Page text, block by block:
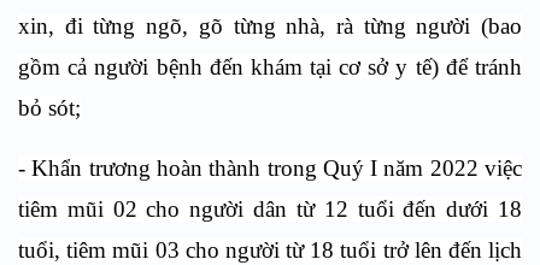
xin, đi từng ngõ, gõ từng nhà, rà từng người (bao
gồm cả người bệnh đến khám tại cơ sở y tế) để tránh
bỏ sót;
- Khẩn trương hoàn thành trong Quý I năm 2022 việc
tiêm mũi 02 cho người dân từ 12 tuổi đến dưới 18
tuổi, tiêm mũi 03 cho người từ 18 tuổi trở lên đến lịch